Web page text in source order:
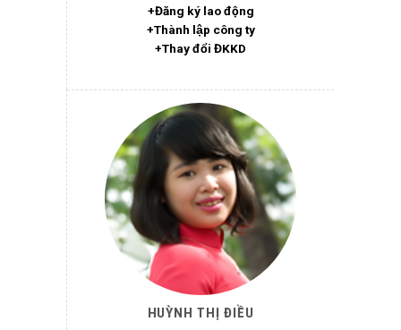
+Đăng ký lao động
+Thành lập công ty
+Thay đổi ĐKKD
HUỲNH THỊ ĐIỀU